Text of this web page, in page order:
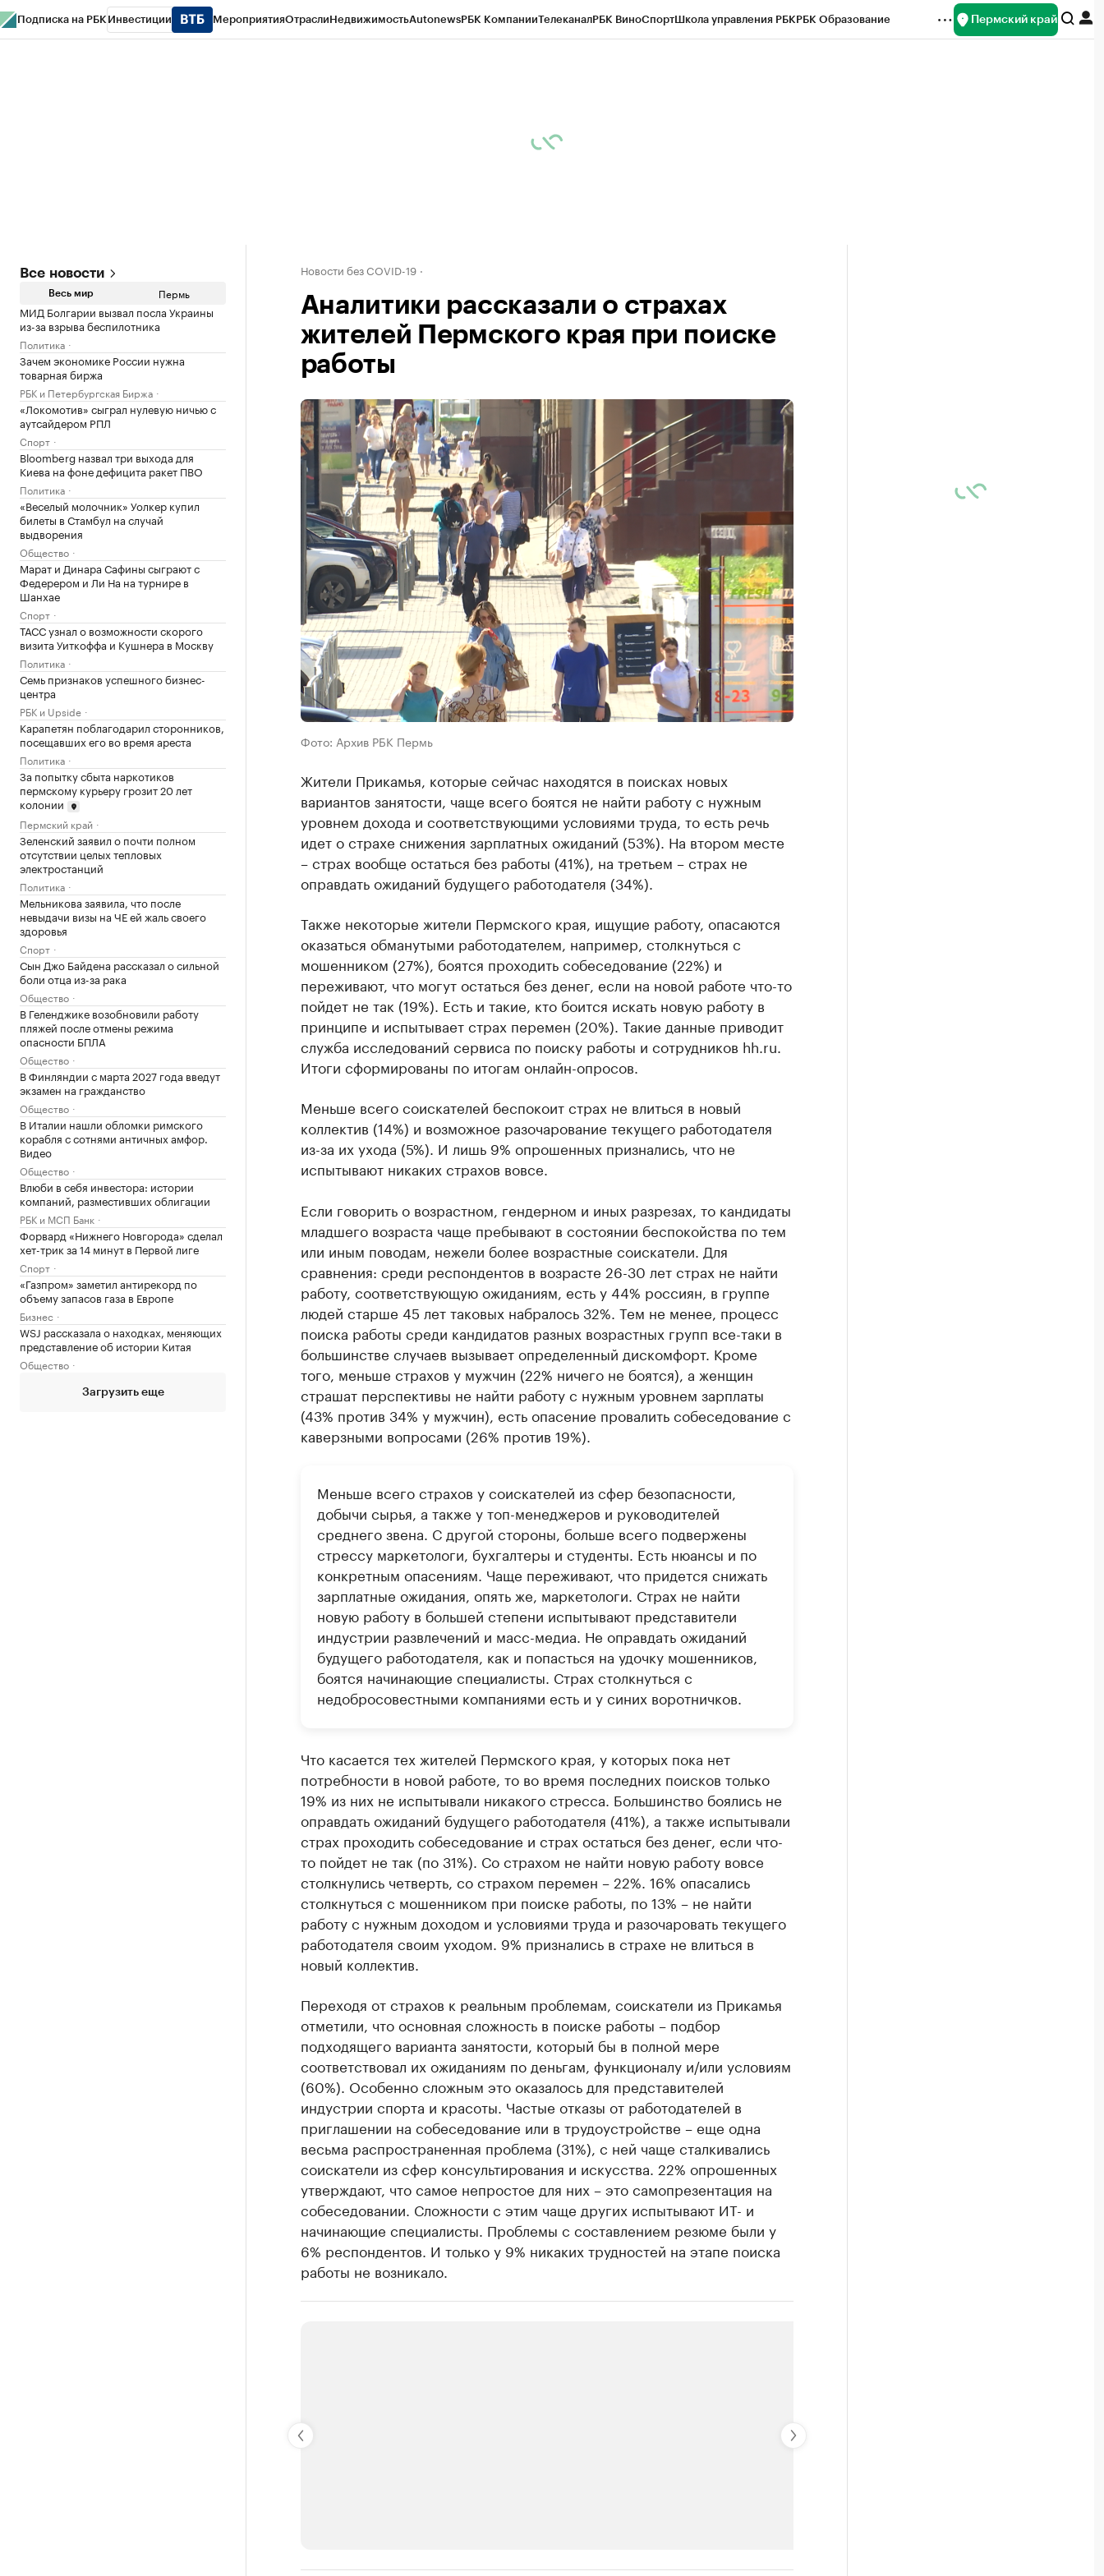
Подписка на РБК Инвестиции МероприятияОтраслиНедвижимостьAutonewsРБК КомпанииТелеканалРБК ВиноСпортШкола управления РБКРБК Образование Пермский край
Все новости
Весь мир Пермь
МИД Болгарии вызвал посла Украины
из-за взрыва беспилотника
Политика
Зачем экономике России нужна
товарная биржа
РБК и Петербургская Биржа
«Локомотив» сыграл нулевую ничью с
аутсайдером РПЛ
Спорт
Bloomberg назвал три выхода для
Киева на фоне дефицита ракет ПВО
Политика
«Веселый молочник» Уолкер купил
билеты в Стамбул на случай
выдворения
Общество
Марат и Динара Сафины сыграют с
Федерером и Ли На на турнире в
Шанхае
Спорт
ТАСС узнал о возможности скорого
визита Уиткоффа и Кушнера в Москву
Политика
Семь признаков успешного бизнес-
центра
РБК и Upside
Карапетян поблагодарил сторонников,
посещавших его во время ареста
Политика
За попытку сбыта наркотиков
пермскому курьеру грозит 20 лет
колонии
Пермский край
Зеленский заявил о почти полном
отсутствии целых тепловых
электростанций
Политика
Мельникова заявила, что после
невыдачи визы на ЧЕ ей жаль своего
здоровья
Спорт
Сын Джо Байдена рассказал о сильной
боли отца из-за рака
Общество
В Геленджике возобновили работу
пляжей после отмены режима
опасности БПЛА
Общество
В Финляндии с марта 2027 года введут
экзамен на гражданство
Общество
В Италии нашли обломки римского
корабля с сотнями античных амфор.
Видео
Общество
Влюби в себя инвестора: истории
компаний, разместивших облигации
РБК и МСП Банк
Форвард «Нижнего Новгорода» сделал
хет-трик за 14 минут в Первой лиге
Спорт
«Газпром» заметил антирекорд по
объему запасов газа в Европе
Бизнес
WSJ рассказала о находках, меняющих
представление об истории Китая
Общество
Загрузить еще
Новости без COVID-19
Аналитики рассказали о страхах
жителей Пермского края при поиске
работы
Фото: Архив РБК Пермь
Жители Прикамья, которые сейчас находятся в поисках новых
вариантов занятости, чаще всего боятся не найти работу с нужным
уровнем дохода и соответствующими условиями труда, то есть речь
идет о страхе снижения зарплатных ожиданий (53%). На втором месте
– страх вообще остаться без работы (41%), на третьем – страх не
оправдать ожиданий будущего работодателя (34%).
Также некоторые жители Пермского края, ищущие работу, опасаются
оказаться обманутыми работодателем, например, столкнуться с
мошенником (27%), боятся проходить собеседование (22%) и
переживают, что могут остаться без денег, если на новой работе что-то
пойдет не так (19%). Есть и такие, кто боится искать новую работу в
принципе и испытывает страх перемен (20%). Такие данные приводит
служба исследований сервиса по поиску работы и сотрудников hh.ru.
Итоги сформированы по итогам онлайн-опросов.
Меньше всего соискателей беспокоит страх не влиться в новый
коллектив (14%) и возможное разочарование текущего работодателя
из-за их ухода (5%). И лишь 9% опрошенных признались, что не
испытывают никаких страхов вовсе.
Если говорить о возрастном, гендерном и иных разрезах, то кандидаты
младшего возраста чаще пребывают в состоянии беспокойства по тем
или иным поводам, нежели более возрастные соискатели. Для
сравнения: среди респондентов в возрасте 26-30 лет страх не найти
работу, соответствующую ожиданиям, есть у 44% россиян, в группе
людей старше 45 лет таковых набралось 32%. Тем не менее, процесс
поиска работы среди кандидатов разных возрастных групп все-таки в
большинстве случаев вызывает определенный дискомфорт. Кроме
того, меньше страхов у мужчин (22% ничего не боятся), а женщин
страшат перспективы не найти работу с нужным уровнем зарплаты
(43% против 34% у мужчин), есть опасение провалить собеседование с
каверзными вопросами (26% против 19%).
Меньше всего страхов у соискателей из сфер безопасности,
добычи сырья, а также у топ-менеджеров и руководителей
среднего звена. С другой стороны, больше всего подвержены
стрессу маркетологи, бухгалтеры и студенты. Есть нюансы и по
конкретным опасениям. Чаще переживают, что придется снижать
зарплатные ожидания, опять же, маркетологи. Страх не найти
новую работу в большей степени испытывают представители
индустрии развлечений и масс-медиа. Не оправдать ожиданий
будущего работодателя, как и попасться на удочку мошенников,
боятся начинающие специалисты. Страх столкнуться с
недобросовестными компаниями есть и у синих воротничков.
Что касается тех жителей Пермского края, у которых пока нет
потребности в новой работе, то во время последних поисков только
19% из них не испытывали никакого стресса. Большинство боялись не
оправдать ожиданий будущего работодателя (41%), а также испытывали
страх проходить собеседование и страх остаться без денег, если что-
то пойдет не так (по 31%). Со страхом не найти новую работу вовсе
столкнулись четверть, со страхом перемен – 22%. 16% опасались
столкнуться с мошенником при поиске работы, по 13% – не найти
работу с нужным доходом и условиями труда и разочаровать текущего
работодателя своим уходом. 9% признались в страхе не влиться в
новый коллектив.
Переходя от страхов к реальным проблемам, соискатели из Прикамья
отметили, что основная сложность в поиске работы – подбор
подходящего варианта занятости, который бы в полной мере
соответствовал их ожиданиям по деньгам, функционалу и/или условиям
(60%). Особенно сложным это оказалось для представителей
индустрии спорта и красоты. Частые отказы от работодателей в
приглашении на собеседование или в трудоустройстве – еще одна
весьма распространенная проблема (31%), с ней чаще сталкивались
соискатели из сфер консультирования и искусства. 22% опрошенных
утверждают, что самое непростое для них – это самопрезентация на
собеседовании. Сложности с этим чаще других испытывают ИТ- и
начинающие специалисты. Проблемы с составлением резюме были у
6% респондентов. И только у 9% никаких трудностей на этапе поиска
работы не возникало.